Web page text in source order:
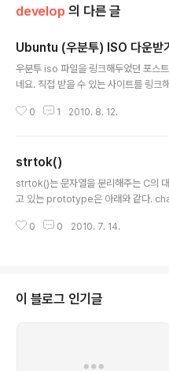
develop 의 다른 글
Ubuntu (우분투) ISO 다운받기
우분투 iso 파일을 링크해두었던 포스
네요. 직접 받을 수 있는 사이트를 링크
ubuntu-releases/ http://
0 1 2010. 8. 12.
strtok()
strtok()는 문자열을 분리해주는 C의
고 있는 prototype은 아래와 같다.
자열을 리턴해주는 함수이다. 그럼 이
string[] = "Wha..
0 0 2010. 7. 14.
이 블로그 인기글